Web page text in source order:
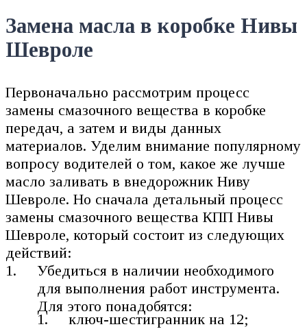
Замена масла в коробке Нивы
Шевроле
Первоначально рассмотрим процесс
замены смазочного вещества в коробке
передач, а затем и виды данных
материалов. Уделим внимание популярному
вопросу водителей о том, какое же лучше
масло заливать в внедорожник Ниву
Шевроле. Но сначала детальный процесс
замены смазочного вещества КПП Нивы
Шевроле, который состоит из следующих
действий:
Убедиться в наличии необходимого
для выполнения работ инструмента.
Для этого понадобятся:
ключ-шестигранник на 12;